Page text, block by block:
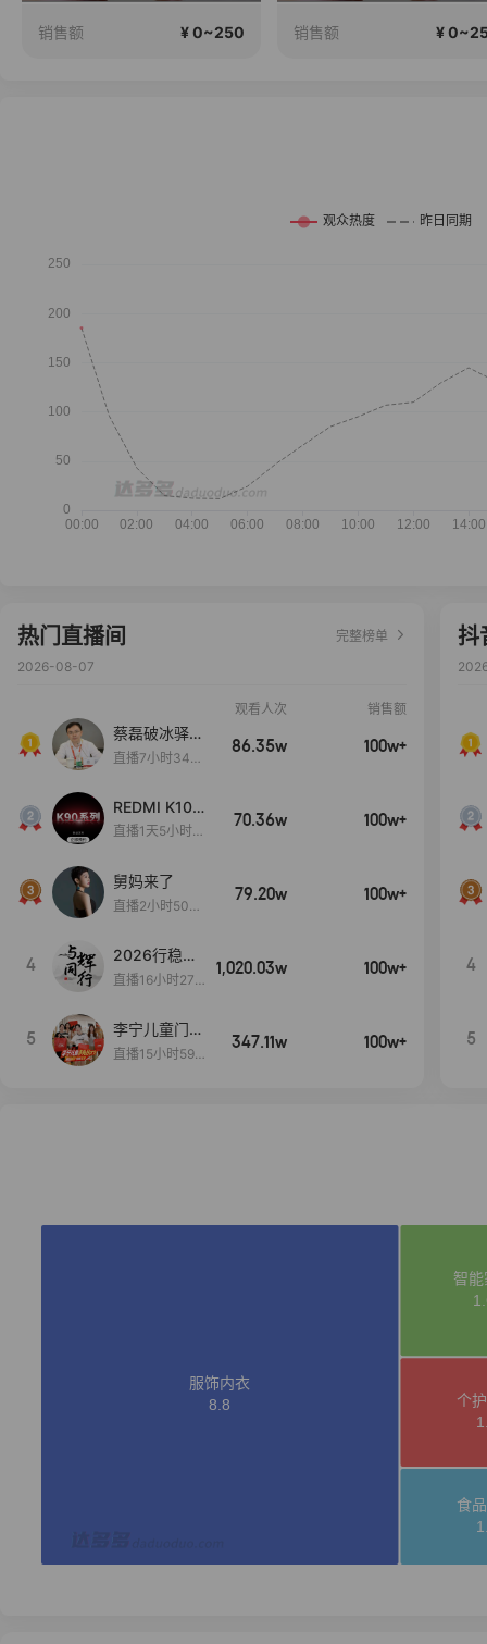
销售额 ¥ 0~250 销售额 ¥
热门直播间
完整榜单
2026-08-07
观看人次 销售额
蔡磊破冰驿站
直播间好物分
直播7小时34分
86.35w 100w+
REDMI K100
Pro系列新品
启！
直播1天5小时5
70.36w 100w+
舅妈来了
直播2小时50分
79.20w 100w+
4
2026行稳致
远
直播16小时27
1,020.03w 100w+
5
李宁儿童门店
爆款赤兔8pr
直播15小时59
347.11w 100w+
抖
4
5